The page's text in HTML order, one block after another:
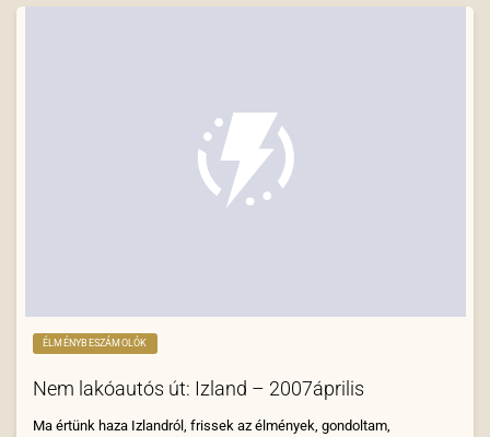
ÉLMÉNYBESZÁMOLÓK
Nem lakóautós út: Izland – 2007április
Ma értünk haza Izlandról, frissek az élmények, gondoltam,